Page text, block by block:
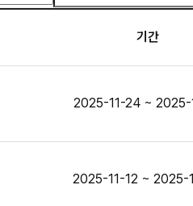
기간
2025-11-24 ~ 2025-
2025-11-12 ~ 2025-